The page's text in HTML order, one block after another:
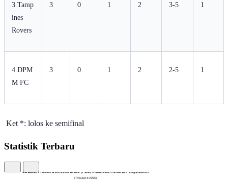
3.Tamp
ines
Rovers
3 0 1 2 3-5 1
4.DPM
M FC
3 0 1 2 2-5 1
Ket *: lolos ke semifinal
Statistik Terbaru